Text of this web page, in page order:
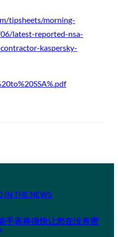
tipsheets/morning-
latest-reported-nsa-
kaspersky-
IN THE NEWS
手表将很快让您在没有密